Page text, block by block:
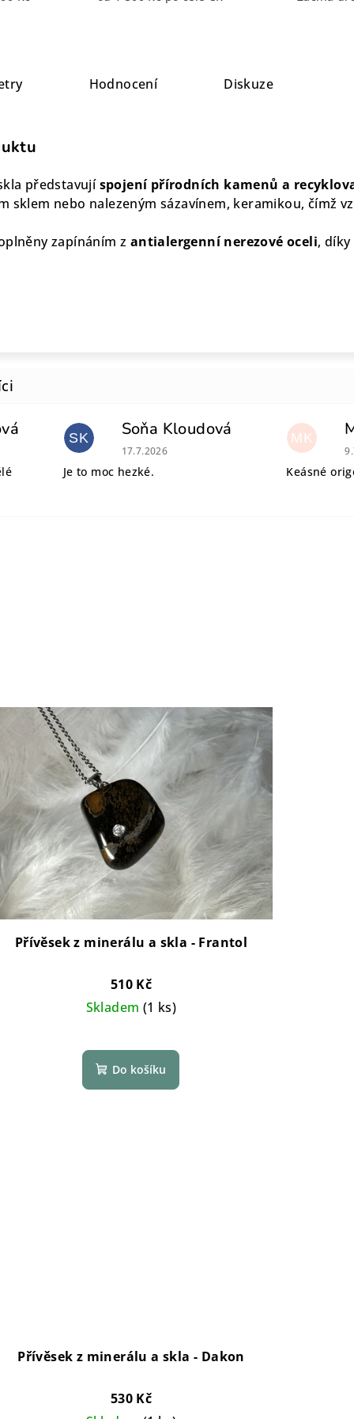
Hodnocení Diskuze
představujíspojení přírodních kamenů a
sklem nebo nalezeným sázavínem, keramikou, čímž
zapínáním z antialergenní nerezové oceli,
je 5 z 5 hvězdiček.
SK Soňa Kloudová
Hodnocení obchodu je 5 z 5 hvězdiček.
17.7.2026
Je to moc hezké.
MK
Keásné
Přívěsek z minerálu a skla - Frantol
510 Kč
Skladem (1 ks)
Do košíku
Přívěsek z minerálu a skla - Dakon
530 Kč